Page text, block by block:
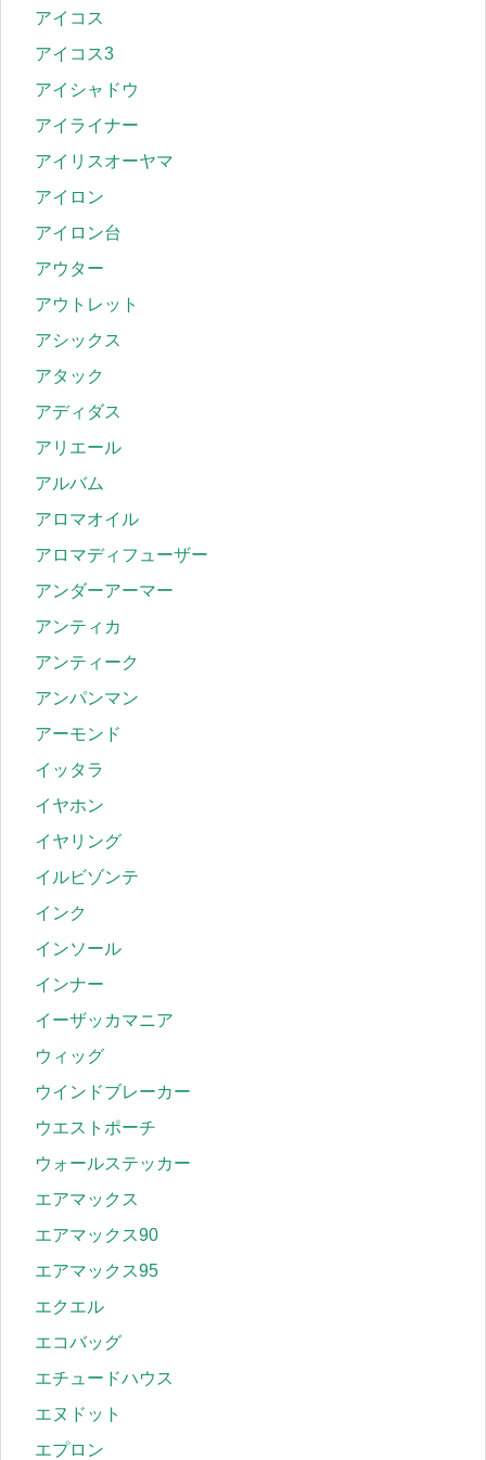
アイコス
アイコス3
アイシャドウ
アイライナー
アイリスオーヤマ
アイロン
アイロン台
アウター
アウトレット
アシックス
アタック
アディダス
アリエール
アルバム
アロマオイル
アロマディフューザー
アンダーアーマー
アンティカ
アンティーク
アンパンマン
アーモンド
イッタラ
イヤホン
イヤリング
イルビゾンテ
インク
インソール
インナー
イーザッカマニア
ウィッグ
ウインドブレーカー
ウエストポーチ
ウォールステッカー
エアマックス
エアマックス90
エアマックス95
エクエル
エコバッグ
エチュードハウス
エヌドット
エプロン